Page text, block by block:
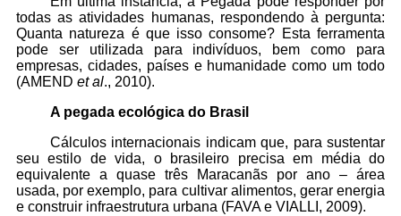
todas as atividades humanas, respondendo à pergunta:
Quanta natureza é que isso consome? Esta ferramenta
pode ser utilizada para indivíduos, bem como para
empresas, cidades, países e humanidade como um todo
(AMEND et al., 2010).
A pegada ecológica do Brasil
Cálculos internacionais indicam que, para sustentar
seu estilo de vida, o brasileiro precisa em média do
equivalente a quase três Maracanãs por ano – área
usada, por exemplo, para cultivar alimentos, gerar energia
e construir infraestrutura urbana (FAVA e VIALLI, 2009).